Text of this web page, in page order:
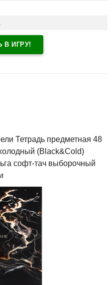
В ИГРУ!
Тетрадь предметная 48
(Black&Cold)
софт-тач выборочный